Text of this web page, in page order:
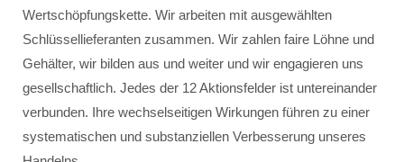
Wertschöpfungskette. Wir arbeiten mit ausgewählten
Schlüssellieferanten zusammen. Wir zahlen faire Löhne und
Gehälter, wir bilden aus und weiter und wir engagieren uns
gesellschaftlich. Jedes der 12 Aktionsfelder ist untereinander
verbunden. Ihre wechselseitigen Wirkungen führen zu einer
systematischen und substanziellen Verbesserung unseres